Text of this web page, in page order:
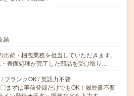
給
出荷・梱包業務を担当していただきます。
表面処理が完了した部品を受け取り…
ブランクOK / 英語力不要
まずは事前登録だけでもOK！履歴書不要